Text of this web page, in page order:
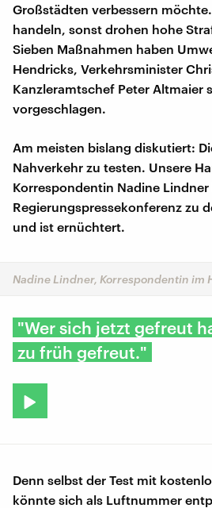
Großstädten verbessern
handeln, sonst drohen hohe
Sieben Maßnahmen haben
Hendricks, Verkehrsminister
Kanzleramtschef Peter Altmaier
vorgeschlagen.
Am meisten bislang diskutiert:
Nahverkehr zu testen. Unsere
Korrespondentin Nadine Lindner
Regierungspressekonferenz zu
und ist ernüchtert.
Nadine Lindner, Korrespondentin im
"Wer sich jetzt gefreut
zu früh gefreut."
Denn selbst der Test mit
könnte sich als Luftnummer